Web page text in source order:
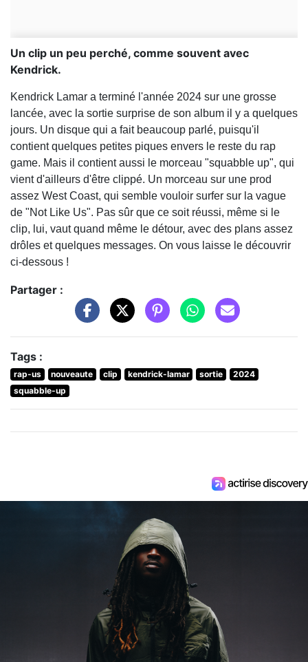
Un clip un peu perché, comme souvent avec
Kendrick.
Kendrick Lamar a terminé l'année 2024 sur une grosse
lancée, avec la sortie surprise de son album il y a quelques
jours. Un disque qui a fait beaucoup parlé, puisqu'il
contient quelques petites piques envers le reste du rap
game. Mais il contient aussi le morceau "squabble up", qui
vient d'ailleurs d'être clippé. Un morceau sur une prod
assez West Coast, qui semble vouloir surfer sur la vague
de "Not Like Us". Pas sûr que ce soit réussi, même si le
clip, lui, vaut quand même le détour, avec des plans assez
drôles et quelques messages. On vous laisse le découvrir
ci-dessous !
Partager :
Tags :
rap-us nouveaute clip kendrick-lamar sortie
2024
squabble-up